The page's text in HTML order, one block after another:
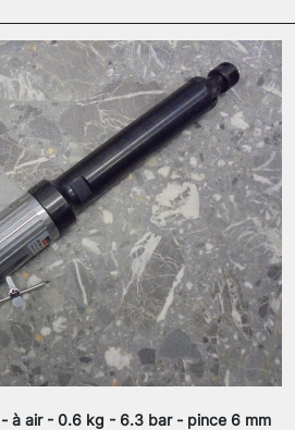
à air - 0.6 kg - 6.3 bar - pince 6 mm